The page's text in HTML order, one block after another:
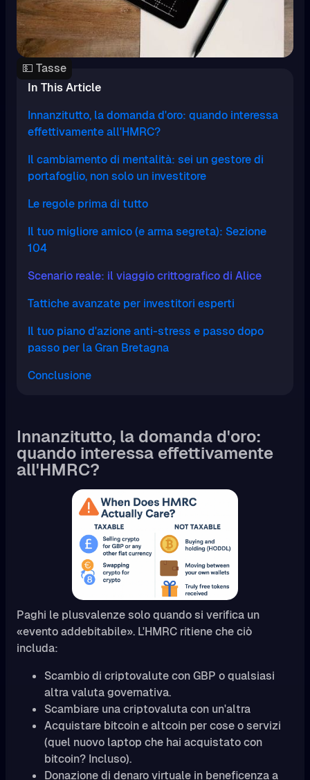
💵 Tasse
In This Article
Innanzitutto, la domanda d'oro: quando interessa
effettivamente all'HMRC?
Il cambiamento di mentalità: sei un gestore di
portafoglio, non solo un investitore
Le regole prima di tutto
Il tuo migliore amico (e arma segreta): Sezione
104
Scenario reale: il viaggio crittografico di Alice
Tattiche avanzate per investitori esperti
Il tuo piano d'azione anti-stress e passo dopo
passo per la Gran Bretagna
Conclusione
Innanzitutto, la domanda d'oro:
quando interessa effettivamente
all'HMRC?
Paghi le plusvalenze solo quando si verifica un
«evento addebitabile». L'HMRC ritiene che ciò
includa:
Scambio di criptovalute con GBP o qualsiasi
altra valuta governativa.
Scambiare una criptovaluta con un'altra
Acquistare bitcoin e altcoin per cose o servizi
(quel nuovo laptop che hai acquistato con
bitcoin? Incluso).
Donazione di denaro virtuale in beneficenza a